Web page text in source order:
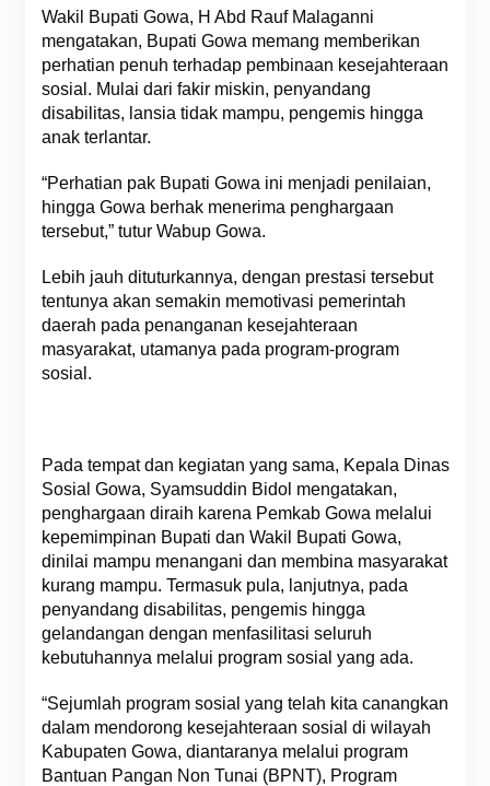
Wakil Bupati Gowa, H Abd Rauf Malaganni
mengatakan, Bupati Gowa memang memberikan
perhatian penuh terhadap pembinaan kesejahteraan
sosial. Mulai dari fakir miskin, penyandang
disabilitas, lansia tidak mampu, pengemis hingga
anak terlantar.
“Perhatian pak Bupati Gowa ini menjadi penilaian,
hingga Gowa berhak menerima penghargaan
tersebut,” tutur Wabup Gowa.
Lebih jauh dituturkannya, dengan prestasi tersebut
tentunya akan semakin memotivasi pemerintah
daerah pada penanganan kesejahteraan
masyarakat, utamanya pada program-program
sosial.
Pada tempat dan kegiatan yang sama, Kepala Dinas
Sosial Gowa, Syamsuddin Bidol mengatakan,
penghargaan diraih karena Pemkab Gowa melalui
kepemimpinan Bupati dan Wakil Bupati Gowa,
dinilai mampu menangani dan membina masyarakat
kurang mampu. Termasuk pula, lanjutnya, pada
penyandang disabilitas, pengemis hingga
gelandangan dengan menfasilitasi seluruh
kebutuhannya melalui program sosial yang ada.
“Sejumlah program sosial yang telah kita canangkan
dalam mendorong kesejahteraan sosial di wilayah
Kabupaten Gowa, diantaranya melalui program
Bantuan Pangan Non Tunai (BPNT), Program